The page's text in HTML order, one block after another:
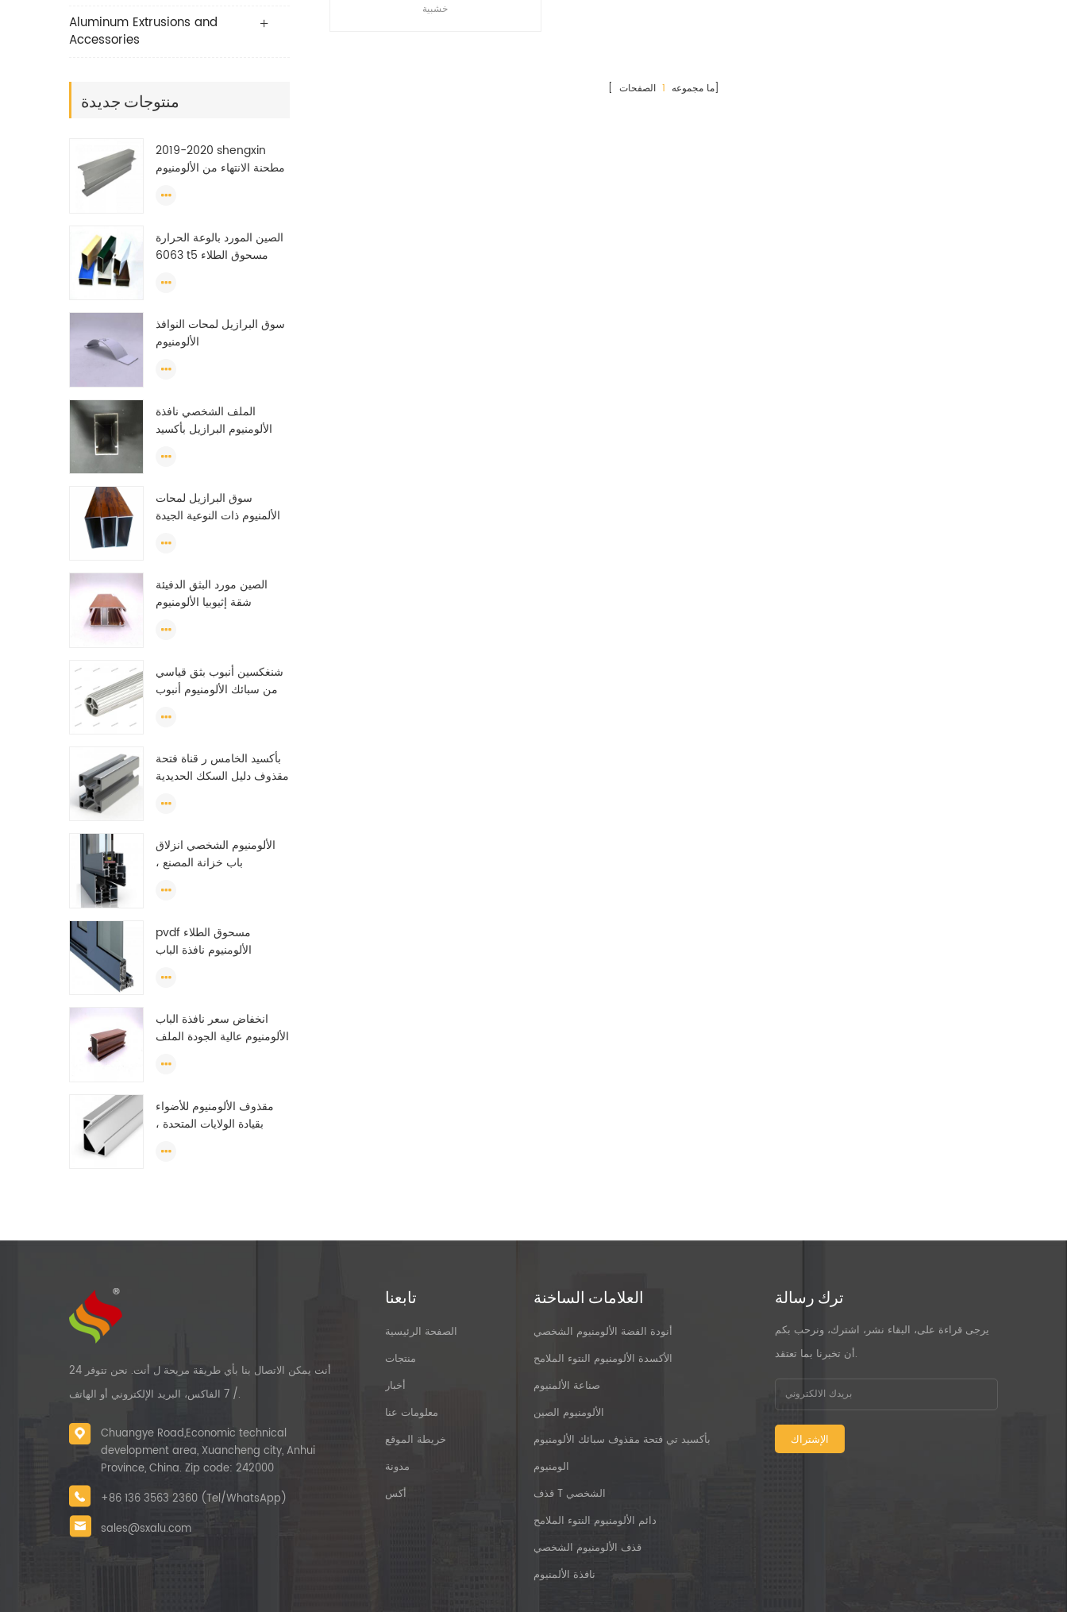
Aluminum Extrusions and
Accessories
منتوجات جديدة
2019-2020 shengxin
مطحنة الانتهاء من الألومنيوم
الصين المورد بالوعة الحرارة
6063 t5 مسحوق الطلاء
البثق الإطار
سوق البرازيل لمحات النوافذ
الألومنيوم
الملف الشخصي نافذة
الألومنيوم البرازيل بأكسيد
الشخصي
سوق البرازيل لمحات
الألمنيوم ذات النوعية الجيدة
الصين مورد البثق الدفيئة
شقة إثيوبيا الألومنيوم
شنغكسين أنبوب بثق قياسي
من سبائك الألومنيوم أنبوب
مظهر
بأكسيد الخامس ر قناة فتحة
مقذوف دليل السكك الحديدية
الألومنيوم الشخصي
الألومنيوم الشخصي انزلاق
باب خزانة المصنع ،
الملابس ، OEM خزانة
pvdf مسحوق الطلاء
الألومنيوم نافذة الباب
الألومنيوم النتوء الشخصي
انخفاض سعر نافذة الباب
الألومنيوم عالية الجودة الملف
الجزائر
مقذوف الألومنيوم للأضواء
بقيادة الولايات المتحدة ،
الشريط الخفيفة
خشبية
[ ما مجموعه 1 الصفحات]
أنت يمكن الاتصال بنا بأي طريقة مريحة ل أنت. نحن تتوفر 24
/ 7 الفاكس، البريد الإلكتروني أو الهاتف.
Chuangye Road,Economic technical
development area, Xuancheng city, Anhui
Province, China. Zip code: 242000
+86 136 3563 2360 (Tel/WhatsApp)
sales@sxalu.com
تابعنا
الصفحة الرئيسية
منتجات
أخبار
معلومات عنا
خريطة الموقع
مدونة
أكس
العلامات الساخنة
أنودة الفضة الألومنيوم الشخصي
الأكسدة الألومنيوم النتوء الملامح
صناعة الألمنيوم
الألومنيوم الصين
بأكسيد تي فتحة مقذوف سبائك الألومنيوم
الومنيوم
قذف T الشخصي
دائم الألومنيوم النتوء الملامح
قذف الألومنيوم الشخصي
نافذة الألمنيوم
ترك رسالة
يرجى قراءة على، البقاء نشر، اشترك، ونرحب بكم
أن تخبرنا بما تعتقد.
الإشتراك